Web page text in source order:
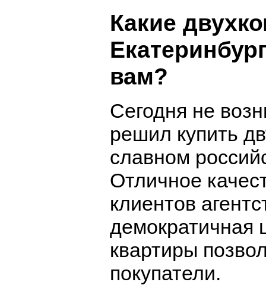
Какие
вам?
Сегодня не
решил купить
славном
Отличное
клиентов
демократичная
квартиры
покупатели.